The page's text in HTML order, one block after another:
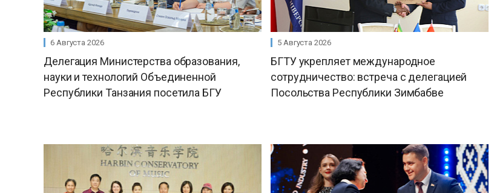
6 Августа 2026
Делегация Министерства образования,
науки и технологий Объединенной
Республики Танзания посетила БГУ
5 Августа 2026
БГТУ укрепляет международное
сотрудничество: встреча с делегацией
Посольства Республики Зимбабве